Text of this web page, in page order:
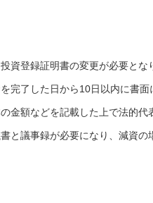
資登録証明書の変更が必要とな
完了した日から10日以内に書
金額などを記載した上で法的代
と議事録が必要になり、減資の